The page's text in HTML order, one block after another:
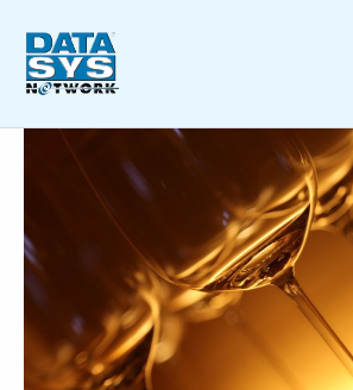
content